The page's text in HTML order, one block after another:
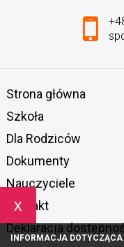
x
INFORMACJA
Strona główna
Szkoła
Dla Rodziców
Dokumenty
Nauczyciele
Kontakt
Deklaracja